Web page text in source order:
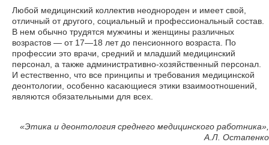
Любой медицинский коллектив неоднороден и имеет свой,
отличный от другого, социальный и профессиональный состав.
В нем обычно трудятся мужчины и женщины различных
возрастов — от 17—18 лет до пенсионного возраста. По
профессии это врачи, средний и младший медицинский
персонал, а также административно-хозяйственный персонал.
И естественно, что все принципы и требования медицинской
деонтологии, особенно касающиеся этики взаимоотношений,
являются обязательными для всех.
«Этика и деонтология среднего медицинского работника»,
А.Л. Остапенко